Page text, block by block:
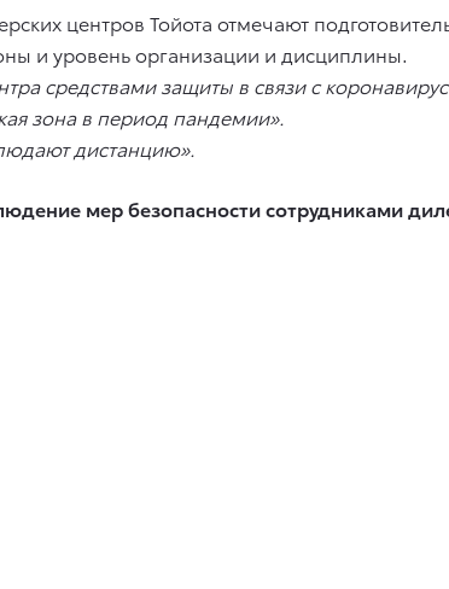
центров Тойота отмечают
и уровень организации и дисциплины.
средствами защиты в связи с
зона в период пандемии».
дистанцию».
мер безопасности сотрудниками